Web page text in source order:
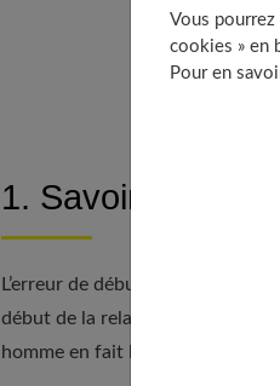
1. Savoir se faire
L’erreur de débutante par
début de la relation, il est
homme en fait la demande.
Vous
cookies » en
Pour en